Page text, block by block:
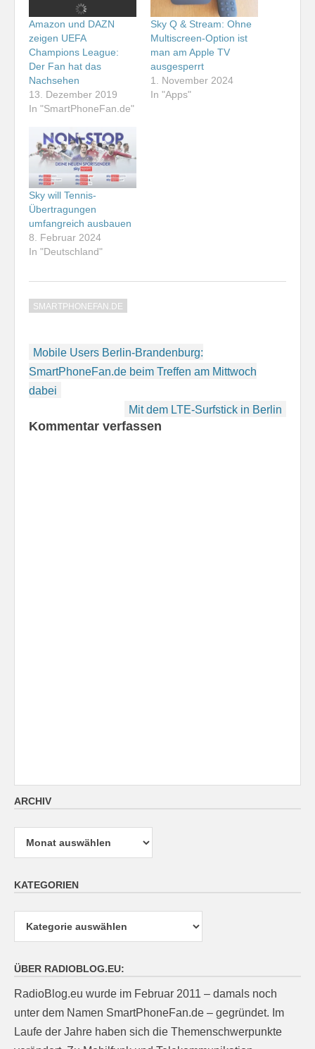
Amazon und DAZN
zeigen UEFA
Champions League:
Der Fan hat das
Nachsehen
13. Dezember 2019
In "SmartPhoneFan.de"
Sky Q & Stream: Ohne
Multiscreen-Option ist
man am Apple TV
ausgesperrt
1. November 2024
In "Apps"
Sky will Tennis-
Übertragungen
umfangreich ausbauen
8. Februar 2024
In "Deutschland"
SMARTPHONEFAN.DE
Beitragsnavigation
Mobile Users Berlin-Brandenburg:
SmartPhoneFan.de beim Treffen am Mittwoch
dabei
Mit dem LTE-Surfstick in Berlin
Kommentar verfassen
ARCHIV
Archiv
KATEGORIEN
ÜBER RADIOBLOG.EU:
RadioBlog.eu wurde im Februar 2011 – damals noch
unter dem Namen SmartPhoneFan.de – gegründet. Im
Laufe der Jahre haben sich die Themenschwerpunkte